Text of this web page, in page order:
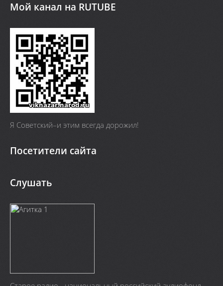
Мой канал на RUTUBE
Я Cоветский–и этим всегда дорожил!
Посетители сайта
Слушать